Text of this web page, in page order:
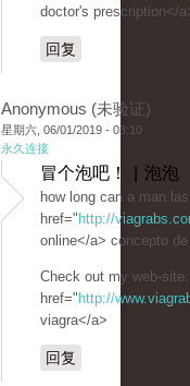
doctor's prescription</
回复
Anonymous (未验证)
星期六, 06/01/2019 - 03:10
永久连接
冒个泡吧！ | 泡泡
how long can a man
href=" http://
online</a> concepto
Check out my web-
href=" http://
viagra</a>
回复